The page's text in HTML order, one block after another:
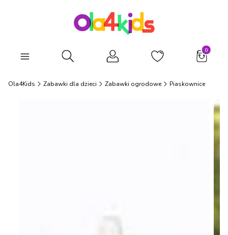
Otwórz wyszukiwarkę
Ola4Kids Zabawki dla dzieci Zabawki ogrodowe Piaskownice